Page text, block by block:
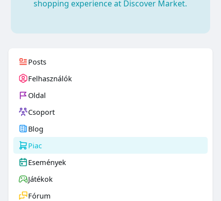
shopping experience at Discover Market.
Posts
Felhasználók
Oldal
Csoport
Blog
Piac
Események
Játékok
Fórum